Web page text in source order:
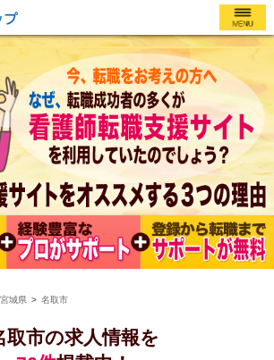
宮城県 名取市
取市の求人情報を